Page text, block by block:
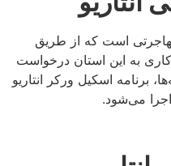
مهاجرتی است که از طریق
کاری به این استان درخواست
برنامه اسکیل ورکر انتاریو
می‌شود.